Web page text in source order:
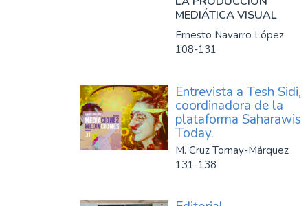
MEDIÁTICA VISUAL
Ernesto Navarro López
108-131
Entrevista a Tesh Sidi,
coordinadora de la
plataforma Saharawis
Today.
M. Cruz Tornay-Márquez
131-138